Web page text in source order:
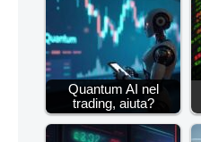
Quantum AI nel
trading, aiuta?